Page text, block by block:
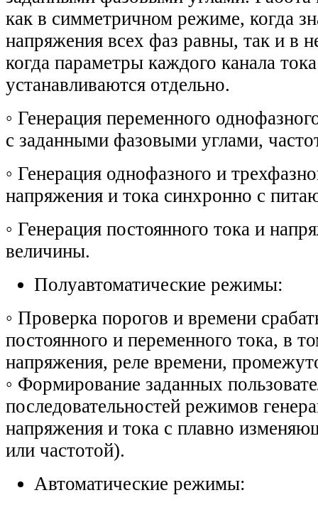
как в симметричном режиме, когда
напряжения всех фаз равны, так и в
когда параметры каждого канала
устанавливаются отдельно.
◦ Генерация переменного
с заданными фазовыми углами,
◦ Генерация однофазного и
напряжения и тока синхронно с
◦ Генерация постоянного тока и
величины.
Полуавтоматические режимы:
◦ Проверка порогов и времени
постоянного и переменного тока, в
напряжения, реле времени,
◦ Формирование заданных
последовательностей режимов
напряжения и тока с плавно
или частотой).
Автоматические режимы: